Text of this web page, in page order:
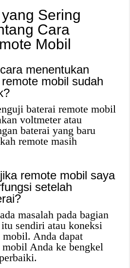
Sering
Cara
Mobil
menentukan
mobil sudah
baterai remote mobil
voltmeter atau
baterai yang baru
remote masih
remote mobil saya
setelah
masalah pada bagian
sendiri atau koneksi
mobil. Anda dapat
Anda ke bengkel